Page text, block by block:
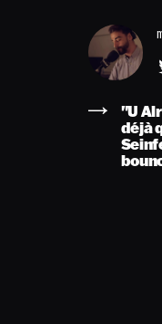
"U
déjà